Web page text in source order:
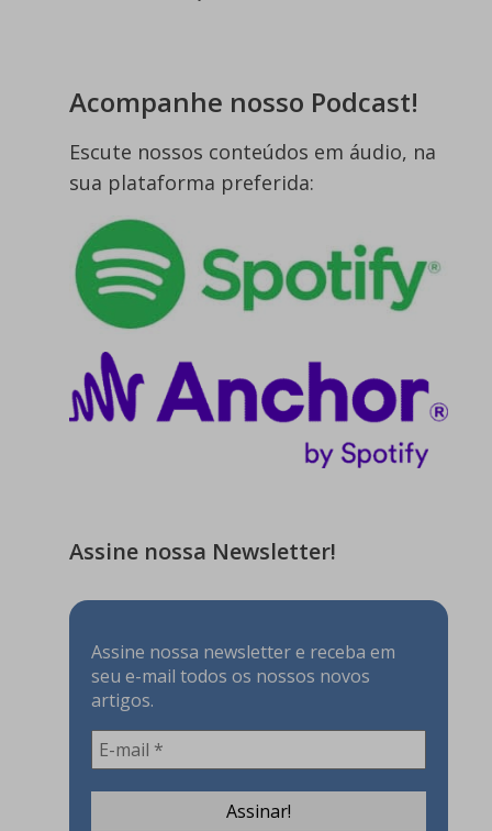
Acompanhe nosso Podcast!
Escute nossos conteúdos em áudio, na
sua plataforma preferida:
Assine nossa Newsletter!
Assine nossa newsletter e receba em
seu e-mail todos os nossos novos
artigos.